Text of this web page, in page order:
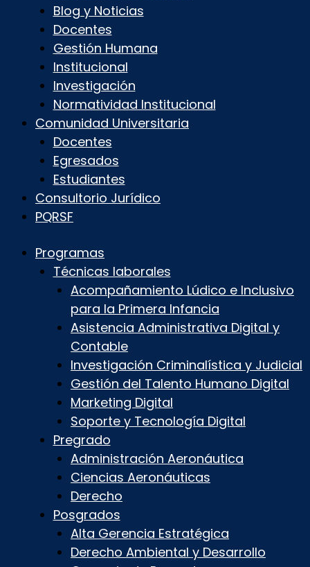
Blog y Noticias
Docentes
Gestión Humana
Institucional
Investigación
Normatividad Institucional
Comunidad Universitaria
Docentes
Egresados
Estudiantes
Consultorio Jurídico
PQRSF
Programas
Técnicas laborales
Acompañamiento Lúdico e Inclusivo
para la Primera Infancia
Asistencia Administrativa Digital y
Contable
Investigación Criminalística y Judicial
Gestión del Talento Humano Digital
Marketing Digital
Soporte y Tecnología Digital
Pregrado
Administración Aeronáutica
Ciencias Aeronáuticas
Derecho
Posgrados
Alta Gerencia Estratégica
Derecho Ambiental y Desarrollo